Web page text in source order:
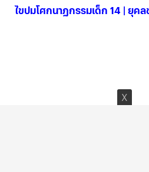
ไขปมโศกนาฏกรรมเด็ก 14 | ยุค